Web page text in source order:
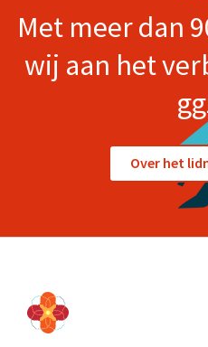
Met meer dan
wij aan het
Over het